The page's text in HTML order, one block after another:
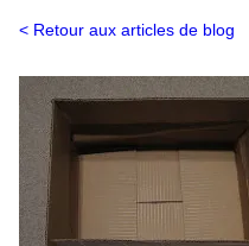
Retour aux articles de blog